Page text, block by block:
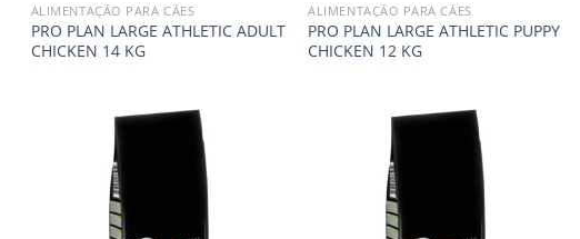
ALIMENTAÇÃO PARA CÃES
PRO PLAN LARGE ATHLETIC ADULT
CHICKEN 14 KG
ALIMENTAÇÃO PARA CÃES
PRO PLAN LARGE ATHLETIC PUPPY
CHICKEN 12 KG